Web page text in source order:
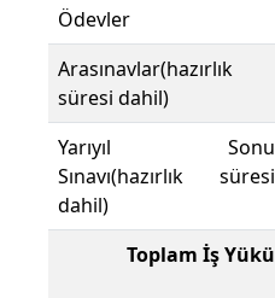
Ödevler
Arasınavlar(hazırlık
süresi dahil)
Yarıyıl Sonu
Sınavı(hazırlık süresi
dahil)
Toplam İş Yükü